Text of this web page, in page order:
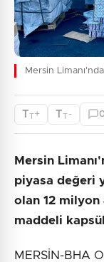
Mersin
TT+ TT -
Mersin
piyasa değeri
olan 12
maddeli
MERSİN-BHA